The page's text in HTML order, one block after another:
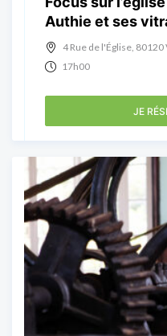
Authie et ses
4 Rue de l'Église,
17h00
JE